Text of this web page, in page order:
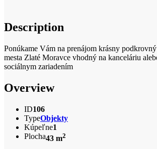
Description
Ponúkame Vám na prenájom krásny
mesta Zlaté Moravce vhodný na kanceláriu
sociálnym zariadením
Overview
ID106
TypeObjekty
Kúpeľne1
Plocha43 m2